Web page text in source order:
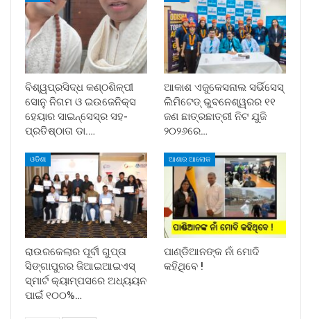
ବିଶ୍ୱପ୍ରସିଦ୍ଧ କଣ୍ଠଶିଳ୍ପୀ
ସୋନୁ ନିଗମ ଓ ଇଉଜେନିକ୍ସ
ହେୟାର ସାଇନ୍ସେସ୍ର ସହ-
ପ୍ରତିଷ୍ଠାତା ଡା.…
ଆକାଶ ଏଜୁକେସନାଲ ସର୍ଭିସେସ୍
ଲିମିଟେଡ୍ ଭୁବନେଶ୍ୱରର ୧୧
ଜଣ ଛାତ୍ରଛାତ୍ରୀ ନିଟ ଯୁଜି
୨୦୨୬ରେ…
ଓଡିଶା
ରାଉରକେଲାର ପୂର୍ବୀ ଗୁପ୍ତା
ସିଙ୍ଗାପୁରର ଜିଆଇଆଇଏସ୍
ସ୍ମାର୍ଟ କ୍ୟାମ୍ପସରେ ଅଧ୍ୟୟନ
ପାଇଁ ୧୦୦%…
ଆଶାର ଆଲୋକ
ପାଣ୍ଡିଆନଙ୍କ ନାଁ ମୋଦି
କହିଥିବେ !